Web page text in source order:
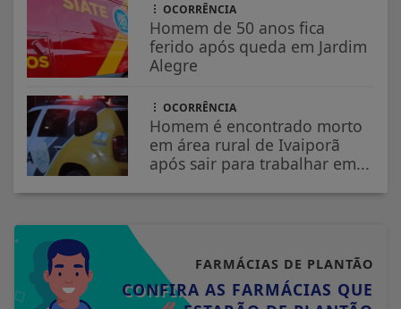
OCORRÊNCIA
Homem de 50 anos fica
ferido após queda em Jardim
Alegre
OCORRÊNCIA
Homem é encontrado morto
em área rural de Ivaiporã
após sair para trabalhar em...
FARMÁCIAS DE PLANTÃO
CONFIRA AS FARMÁCIAS QUE